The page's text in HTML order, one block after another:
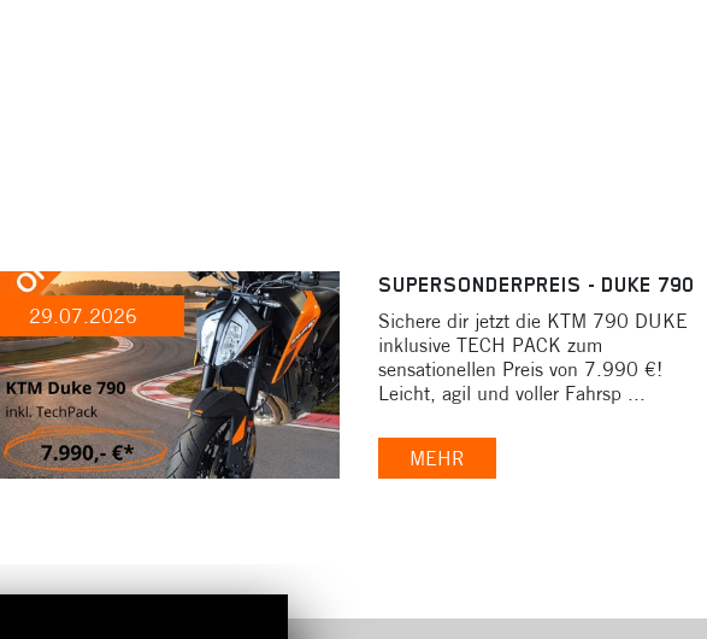
29.07.2026
SUPERSONDERPREIS - DUKE 790
Sichere dir jetzt die KTM 790 DUKE
inklusive TECH PACK zum
sensationellen Preis von 7.990 €!
Leicht, agil und voller Fahrsp ...
MEHR